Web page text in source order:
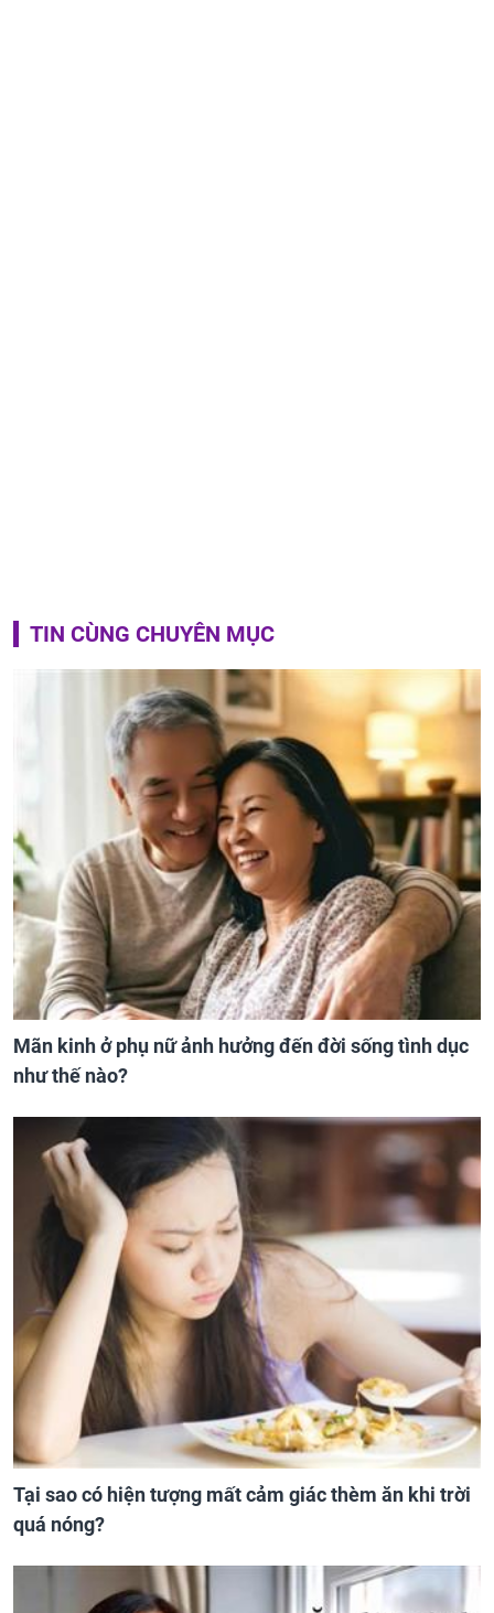
TIN CÙNG CHUYÊN MỤC
Mãn kinh ở phụ nữ ảnh hưởng đến đời sống tình dục
như thế nào?
Tại sao có hiện tượng mất cảm giác thèm ăn khi trời
quá nóng?